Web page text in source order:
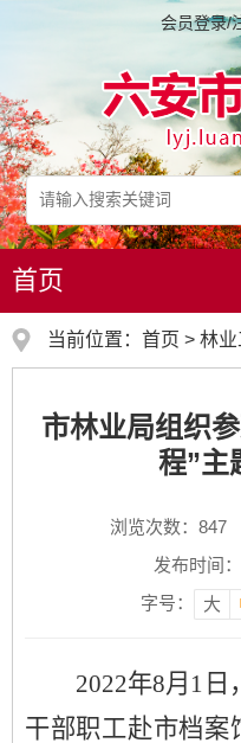
会员登录/
首页
当前位置： 首页 > 林
市林业局组织
程”主
浏览次数： 847
发布时间
字号：
大
2022年8月1日
干部职工赴市档案